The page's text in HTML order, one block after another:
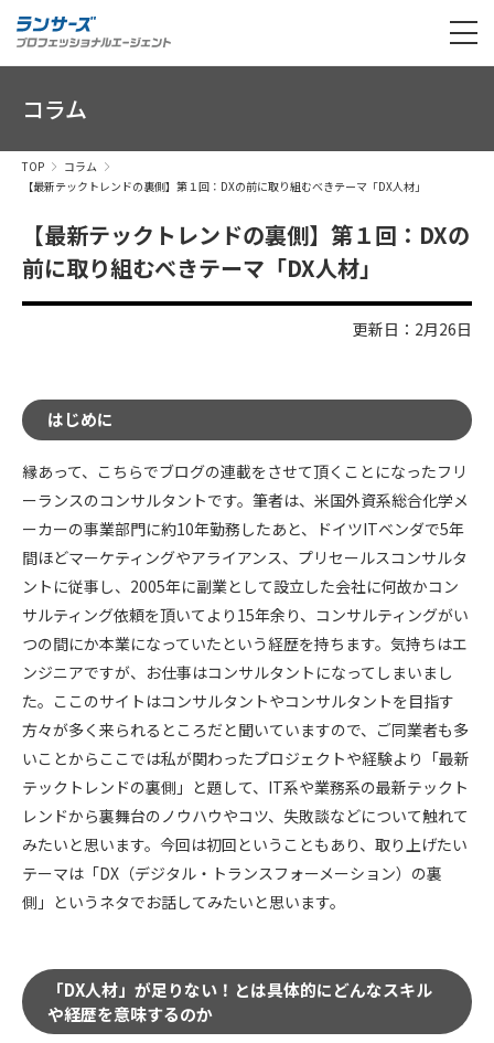
コラム
TOP
コラム
【最新テックトレンドの裏側】第１回：DXの前に取り組むべきテーマ「DX人材」
【最新テックトレンドの裏側】第１回：DXの
前に取り組むべきテーマ「DX人材」
更新日：2月26日
はじめに
縁あって、こちらでブログの連載をさせて頂くことになったフリ
ーランスのコンサルタントです。筆者は、米国外資系総合化学メ
ーカーの事業部門に約10年勤務したあと、ドイツITベンダで5年
間ほどマーケティングやアライアンス、プリセールスコンサルタ
ントに従事し、2005年に副業として設立した会社に何故かコン
サルティング依頼を頂いてより15年余り、コンサルティングがい
つの間にか本業になっていたという経歴を持ちます。気持ちはエ
ンジニアですが、お仕事はコンサルタントになってしまいまし
た。ここのサイトはコンサルタントやコンサルタントを目指す
方々が多く来られるところだと聞いていますので、ご同業者も多
いことからここでは私が関わったプロジェクトや経験より「最新
テックトレンドの裏側」と題して、IT系や業務系の最新テックト
レンドから裏舞台のノウハウやコツ、失敗談などについて触れて
みたいと思います。今回は初回ということもあり、取り上げたい
テーマは「DX（デジタル・トランスフォーメーション）の裏
側」というネタでお話してみたいと思います。
「DX人材」が足りない！とは具体的にどんなスキル
や経歴を意味するのか